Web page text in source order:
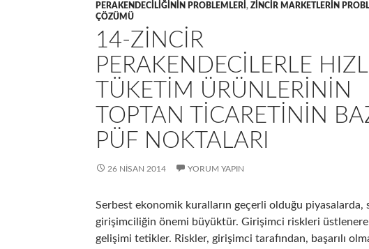
PERAKENDECILIĞININ PROBLEMLERI , ZINCIR MARKETLERIN
ÇÖZÜMÜ
14-ZINCIR
PERAKENDECILERLE HIZLI
TÜKETIM ÜRÜNLERININ
TOPTAN TICARETININ
PÜF NOKTALARI
26 NISAN 2014 YORUM YAPIN
Serbest ekonomik kuralların geçerli olduğu piyasalarda,
girişimciliğin önemi büyüktür. Girişimci riskleri
gelişimi tetikler. Riskler, girişimci tarafından, başarılı